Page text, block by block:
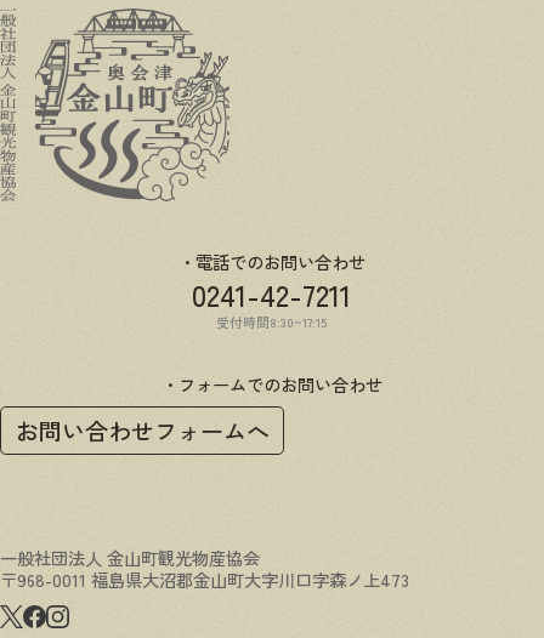
電話でのお問い合わせ
0241-42-7211
受付時間8:30~17:15
フォームでのお問い合わせ
お問い合わせフォームへ
一般社団法人 金山町観光物産協会
〒968-0011 福島県大沼郡金山町大字川口字森ノ上473